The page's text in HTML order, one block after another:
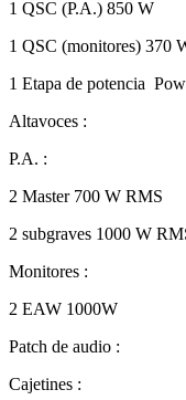
1 QSC (P.A.) 850 W
1 QSC (monitores) 370
1 Etapa de potencia
Altavoces :
P.A. :
2 Master 700 W RMS
2 subgraves 1000 W
Monitores :
2 EAW 1000W
Patch de audio :
Cajetines :